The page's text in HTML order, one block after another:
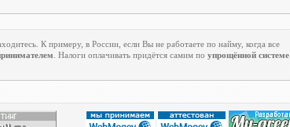
К примеру, в России, если Вы не работаете по найму, когда все
. Налоги оплачивать придётся самим по упрощённой системе